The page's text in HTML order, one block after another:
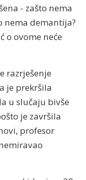
- zašto nema
nema demantija?
o ovome neće
razrješenje
je prekršila
u slučaju bivše
je završila
profesor